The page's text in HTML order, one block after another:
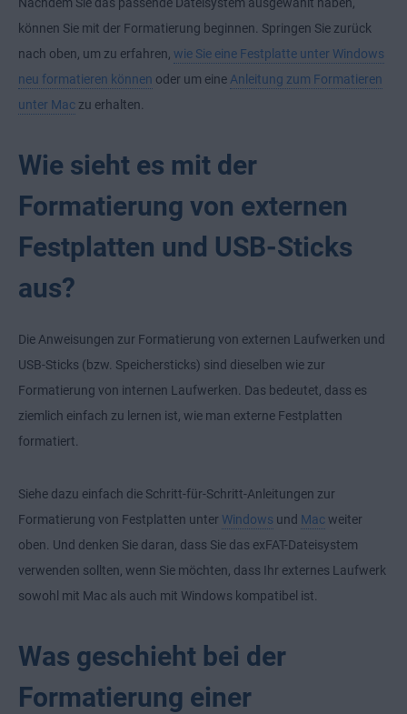
können Sie mit der Formatierung beginnen. Springen Sie zurück
nach oben, um zu erfahren, wie Sie eine Festplatte unter Windows
neu formatieren können oder um eine Anleitung zum Formatieren
unter Mac zu erhalten.
Wie sieht es mit der
Formatierung von externen
Festplatten und USB-Sticks
aus?
Die Anweisungen zur Formatierung von externen Laufwerken und
USB-Sticks (bzw. Speichersticks) sind dieselben wie zur
Formatierung von internen Laufwerken. Das bedeutet, dass es
ziemlich einfach zu lernen ist, wie man externe Festplatten
formatiert.
Siehe dazu einfach die Schritt-für-Schritt-Anleitungen zur
Formatierung von Festplatten unter Windows und Mac weiter
oben. Und denken Sie daran, dass Sie das exFAT-Dateisystem
verwenden sollten, wenn Sie möchten, dass Ihr externes Laufwerk
sowohl mit Mac als auch mit Windows kompatibel ist.
Was geschieht bei der
Formatierung einer